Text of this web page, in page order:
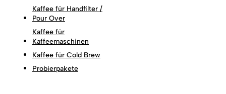
Kaffee für Handfilter /
Pour Over
Kaffee für
Kaffeemaschinen
Kaffee für Cold Brew
Probierpakete